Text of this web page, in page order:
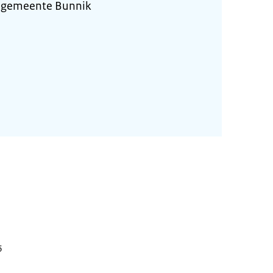
Bunnik